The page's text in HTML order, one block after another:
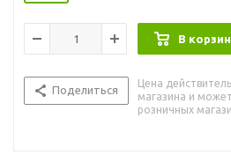
В
Поделиться
Цена
магазина и
розничных